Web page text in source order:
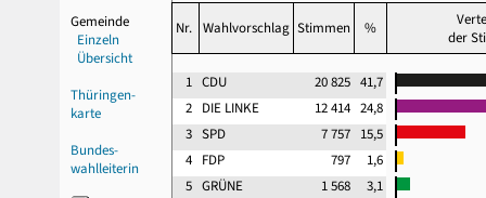
Gemeinde
Einzeln
Übersicht
Thüringen-
karte
Bundes-
wahlleiterin
Nr. Wahlvorschlag Stimmen %
der
1 CDU 20 825 41,7
2 DIE LINKE 12 414 24,8
3 SPD 7 757 15,5
4 FDP 797
1,6
5 GRÜNE 1 568
3,1